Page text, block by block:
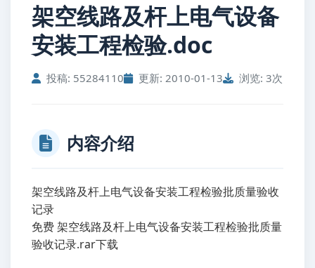
架空线路及杆上电气设备
安装工程检验.doc
投稿: 55284110 更新: 2010-01-13 浏览: 3次
内容介绍
架空线路及杆上电气设备安装工程检验批质量验收
记录
免费 架空线路及杆上电气设备安装工程检验批质量
验收记录.rar下载